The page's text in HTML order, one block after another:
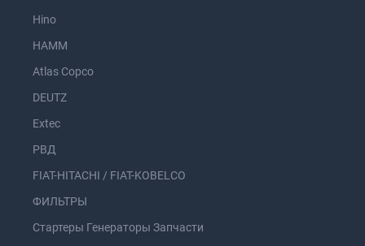
Hino
HAMM
Atlas Copco
DEUTZ
Extec
РВД
FIAT-HITACHI / FIAT-KOBELCO
ФИЛЬТРЫ
Стартеры Генераторы Запчасти